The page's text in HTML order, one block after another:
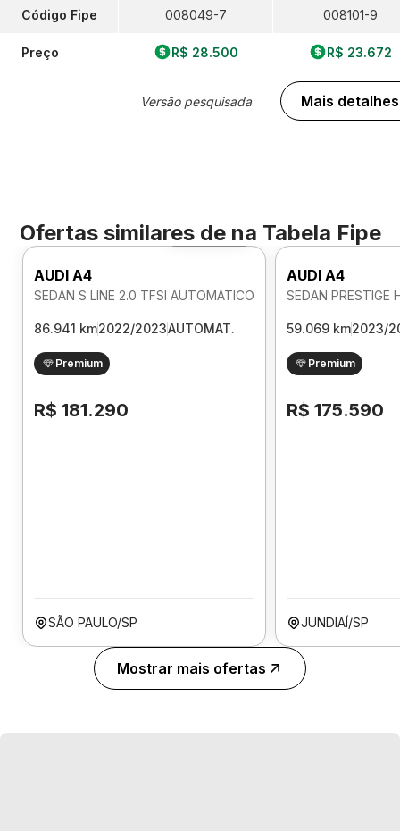
Código Fipe
Preço
008049-7
R$ 28.500
Versão pesquisada
008101-9
R$ 23.672
Mais detalhes
Ofertas similares de na Tabela Fipe
Foto 360º
AUDI A4
SEDAN S LINE 2.0 TFSI AUTOMATICO
86.941 km2022/2023AUTOMAT.
Premium
R$ 181.290
SÃO PAULO/SP
AUDI A4
59.069 km2023/
Premium
R$ 175.590
JUNDIAÍ/SP
Mostrar mais ofertas